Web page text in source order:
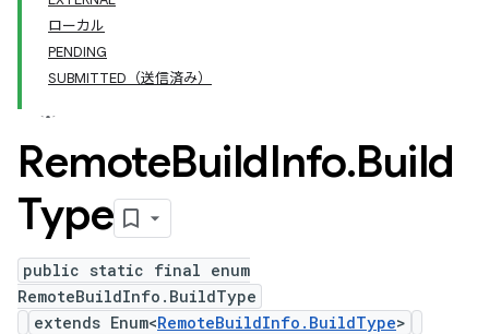
ローカル
PENDING
SUBMITTED（送信済み）
RemoteBuildInfo.Build
Type
public static final enum
RemoteBuildInfo.BuildType
extends Enum<RemoteBuildInfo.BuildType>